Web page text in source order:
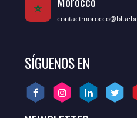
SÍGUENOS EN